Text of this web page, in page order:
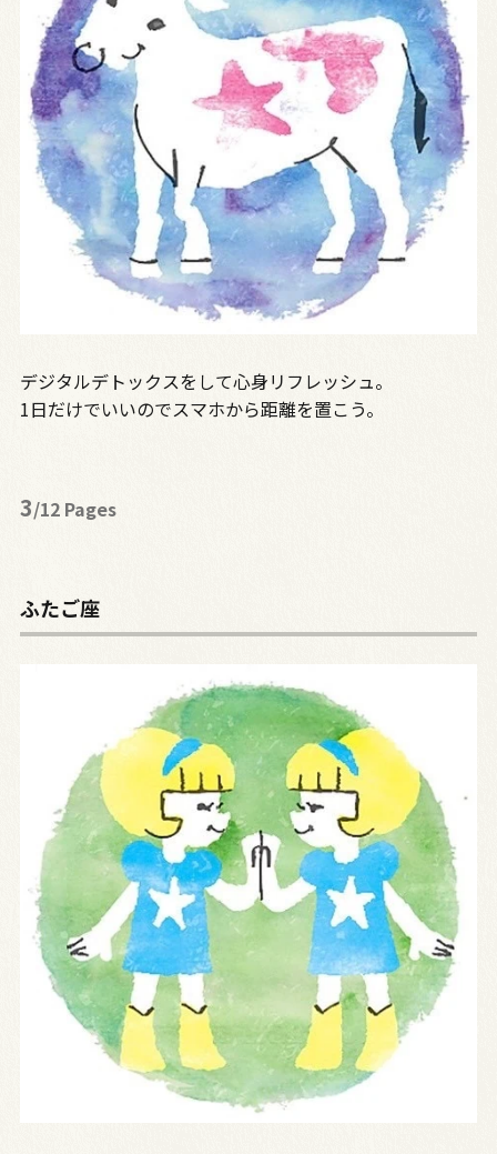
デジタルデトックスをして心身リフレッシュ。
1日だけでいいのでスマホから距離を置こう。
3/12 Pages
ふたご座